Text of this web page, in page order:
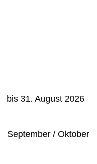
31. August 2026
/ Oktober